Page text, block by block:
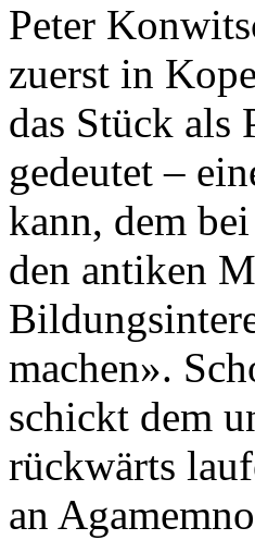
Peter
zuerst in
das Stück als
gedeutet –
kann, dem
den antiken
machen».
schickt dem
rückwärts
an